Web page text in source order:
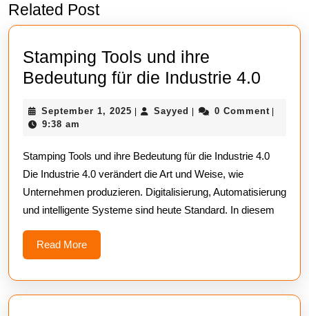
Previous
post:
post:
Related Post
Stamping Tools und ihre
Bedeutung für die Industrie 4.0
und
die
September 1, 2025 September
Sayyed Sayyed0 Comment
9:38 am
Stamping Tools und ihre Bedeutung für die Industrie 4.0
Die Industrie 4.0 verändert die Art und Weise, wie
Unternehmen produzieren. Digitalisierung, Automatisierung
und intelligente Systeme sind heute Standard. In diesem
Read MoreRead
More